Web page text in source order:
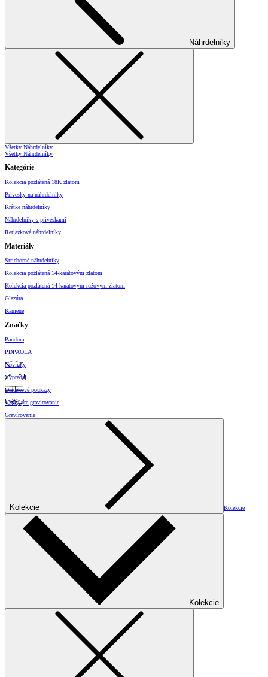
Náhrdelníky
Všetky Náhrdelníky
Všetky Náhrdelníky
Kategórie
Kolekcia pozlátená 18K zlatom
Prívesky na náhrdelníky
Krátke náhrdelníky
Náhrdelníky s príveskami
Retiazkové náhrdelníky
Materiály
Strieborné náhrdelníky
Kolekcia pozlátená 14-karátovým zlatom
Kolekcia pozlátená 14-karátovým ružovým zlatom
Glazúra
Kamene
Značky
Pandora
PDPAOLA
Novinky
Výpredaj
Darčekové poukazy
Vzory pre gravírovanie
Gravírovanie
Kolekcie Kolekcie
Kolekcie